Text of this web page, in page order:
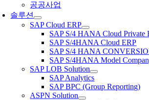
공공사업
솔루션
SAP Cloud ERP
SAP S/4 HANA Cloud Private
SAP S/4HANA Cloud ERP
SAP S/4 HANA
SAP S/4HANA Model
SAP LOB Solution
SAP Analytics
SAP BPC (Group Reporting)
ASPN Solution